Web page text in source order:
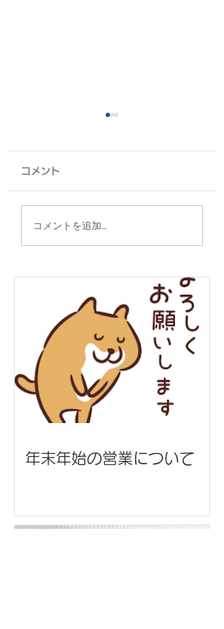
椅子カバー/エナジック
スポーツ高等学院 様
コメント
コメントを追加…
年末年始の営業について